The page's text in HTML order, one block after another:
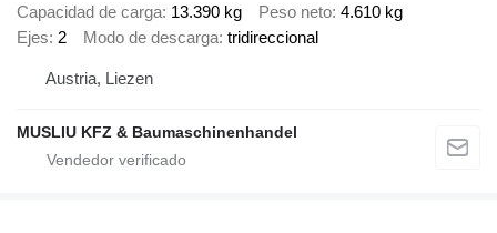
Capacidad de carga 13.390 kg Peso neto 4.610 kg
Ejes 2 Modo de descarga tridireccional
Austria, Liezen
MUSLIU KFZ & Baumaschinenhandel